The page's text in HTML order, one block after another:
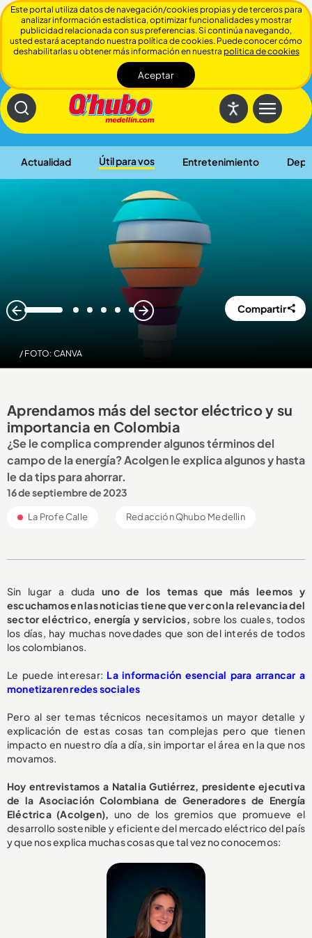
Actualidad Útil para vos Entretenimiento
Cerrar
/ FOTO: CANVA
1 2 3 4 5 6 Compartir
Aprendamos más del sector eléctrico y su
importancia en Colombia
¿Se le complica comprender algunos términos del
campo de la energía? Acolgen le explica algunos y hasta
le da tips para ahorrar.
16 de septiembre de 2023
La Profe Calle Redacción Qhubo Medellin
Sin lugar a duda uno de los temas que más leemos y
escuchamos en las noticias tiene que ver con la relevancia del
sector eléctrico, energía y servicios, sobre los cuales, todos
los días, hay muchas novedades que son del interés de todos
los colombianos.
Le puede interesar: La información esencial para arrancar a
monetizaren redes sociales
Pero al ser temas técnicos necesitamos un mayor detalle y
explicación de estas cosas tan complejas pero que tienen
impacto en nuestro día a día, sin importar el área en la que nos
movamos.
Hoy entrevistamos a Natalia Gutiérrez, presidente ejecutiva
de la Asociación Colombiana de Generadores de Energía
Eléctrica (Acolgen), uno de los gremios que promueve el
desarrollo sostenible y eficiente del mercado eléctrico del país
y que nos explica muchas cosas que tal vez no conocemos:
Este portal utiliza datos de navegación/cookies propias y de terceros para
analizar información estadística, optimizar funcionalidades y mostrar
publicidad relacionada con sus preferencias. Si continúa navegando,
usted estará aceptando nuestra política de cookies. Puede conocer cómo
deshabilitarlas u obtener más información en nuestra politica de cookies
Aceptar